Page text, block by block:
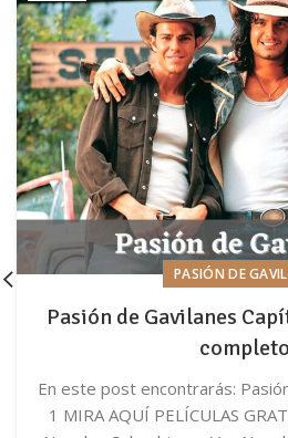
PASIÓN DE
Pasión de Gavilanes
En este post encontrarás:
1 MIRA AQUÍ PELÍCULAS